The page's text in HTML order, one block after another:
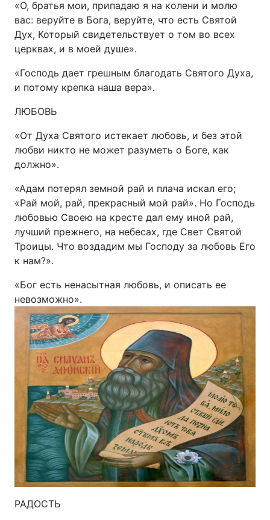
Здоров'я Туризм
Цікавинки
Відео з Youtube Статті
Архів Вакансії
Контакти
ПОСЛУГИ
Реклама на сайті
Моніторинг Пресцентр
«О, братья мои, припадаю я на колени и молю
вас: веруйте в Бога, веруйте, что есть Святой
Дух, Который свидетельствует о том во всех
церквах, и в моей душе».
«Господь дает грешным благодать Святого Духа,
и потому крепка наша вера».
ЛЮБОВЬ
«От Духа Святого истекает любовь, и без этой
любви никто не может разуметь о Боге, как
должно».
«Адам потерял земной рай и плача искал его;
«Рай мой, рай, прекрасный мой рай». Но Господь
любовью Своею на кресте дал ему иной рай,
лучший прежнего, на небесах, где Свет Святой
Троицы. Что воздадим мы Господу за любовь Его
к нам?».
«Бог есть ненасытная любовь, и описать ее
невозможно».
РАДОСТЬ